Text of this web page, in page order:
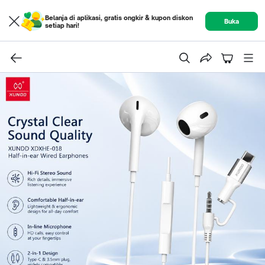
Belanja di aplikasi, gratis ongkir & kupon diskon
setiap hari!
Buka